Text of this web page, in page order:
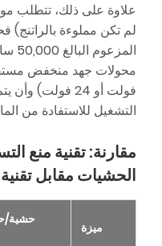
علاوة على ذلك، تتطلب
لم تكن مملوءة بالراتنج)
فولت أو 24 فولت)
التشغيل للاستفادة من
مقارنة: تقنية منع
الحشيات مقابل
ميزة
حشية/